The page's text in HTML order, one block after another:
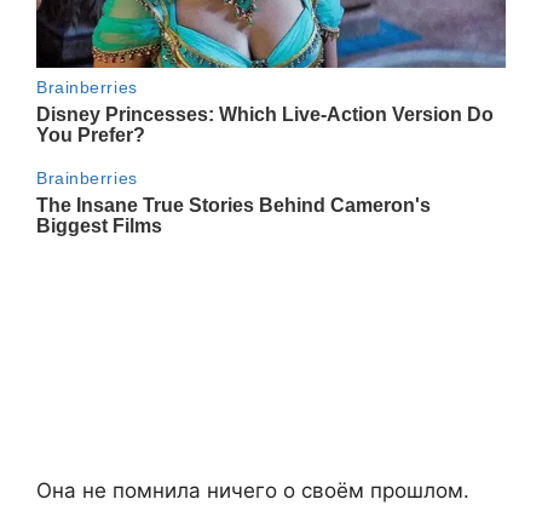
Она не помнила ничего о своём прошлом.